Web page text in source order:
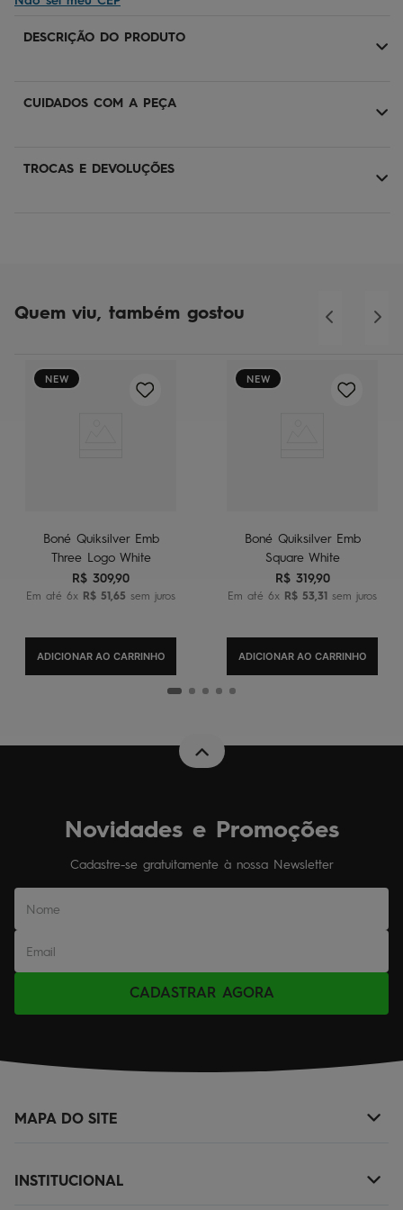
DESCRIÇÃO DO PRODUTO
CUIDADOS COM A PEÇA
TROCAS E DEVOLUÇÕES
Quem viu, também gostou
NEW
Boné Quiksilver Emb
Three Logo White
R$ 309,90
Em até 6x R$ 51 65 sem juros
ADICIONAR AO CARRINHO
NEW
Boné Quiksilver Emb
Square White
R$ 319,90
Em até 6x R$ 53 31 sem juros
ADICIONAR AO CARRINHO
Novidades e Promoções
Cadastre-se gratuitamente à nossa Newsletter
CADASTRAR AGORA
MAPA DO SITE
INSTITUCIONAL